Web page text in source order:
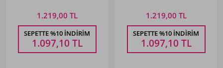
1.219,00 TL
SEPETTE %10 İNDIRIM
1.097,10 TL
1.219,00 TL
SEPETTE %10 İNDIRIM
1.097,10 TL